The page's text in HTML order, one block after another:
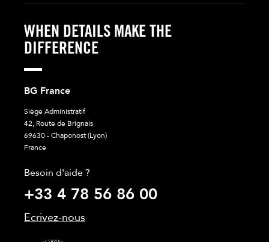
WHEN DETAILS MAKE THE
DIFFERENCE
BG France
Siège Administratif
42, Route de Brignais
69630 - Chaponost (Lyon)
France
Besoin d'aide ?
+33 4 78 56 86 00
Ecrivez-nous